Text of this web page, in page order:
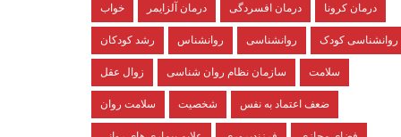
خواب درمان آلزایمر درمان افسردگی درمان کرونا
رشد کودکان روانشناس روانشناسی روانشناسی کودک
زوال عقل سازمان نظام روان شناسی سلامت
سلامت روان شخصیت ضعف اعتماد به نفس